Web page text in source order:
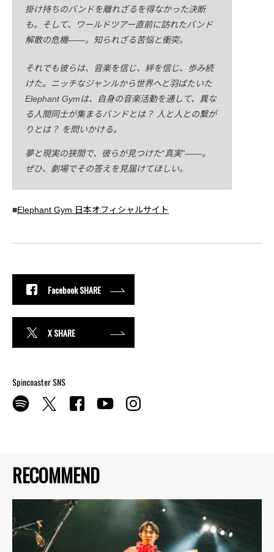
RECOMMEND
掛け持ちのバンドを離れざるを得なかった決断
も。そして、ワールドツアー直前に訪れたバンド
解散の危機——。知られざる苦悩と衝突。
それでも彼らは、音楽を信じ、絆を信じ、歩み続
けた。ニッチなジャンルから世界へと羽ばたいた
Elephant Gymは、自身の音楽活動を通して、異な
る人間同士が集まるバンドとは？ 人と人との繋が
りとは？ を問いかける。
夢と現実の狭間で、彼らが見つけた“真実”——。
ぜひ、劇場でその答えを見届けてほしい。
■Elephant Gym 日本オフィシャルサイト
Facebook SHARE
X SHARE
Spincoaster SNS